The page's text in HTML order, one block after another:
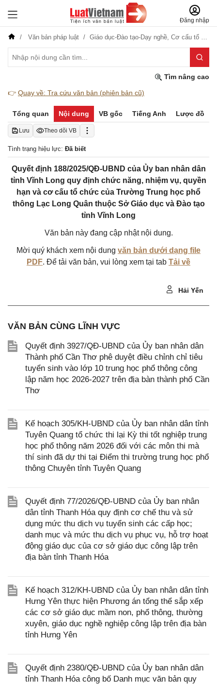
Đăng nhập
Văn bản pháp luật Giáo dục-Đào tạo-Dạy nghề, Cơ cấu tổ chức
Tìm nâng cao
👉 Quay về: Tra cứu văn bản (phiên bản cũ)
Tổng quan Nội dung VB gốc Tiếng Anh Lược đồ
Lưu Theo dõi VB
Tình trạng hiệu lực: Đã biết
Quyết định 188/2025/QĐ-UBND của Ủy ban nhân dân
tỉnh Vĩnh Long quy định chức năng, nhiệm vụ, quyền
hạn và cơ cấu tổ chức của Trường Trung học phổ
thông Lạc Long Quân thuộc Sở Giáo dục và Đào tạo
tỉnh Vĩnh Long
Văn bản này đang cập nhật nội dung.
Mời quý khách xem nội dung văn bản dưới dạng file
PDF. Để tải văn bản, vui lòng xem tại tab Tải về
Hải Yến
VĂN BẢN CÙNG LĨNH VỰC
Quyết định 3927/QĐ-UBND của Ủy ban nhân dân
Thành phố Cần Thơ phê duyệt điều chỉnh chỉ tiêu
tuyển sinh vào lớp 10 trung học phổ thông công
lập năm học 2026-2027 trên địa bàn thành phố Cần
Thơ
Kế hoạch 305/KH-UBND của Ủy ban nhân dân tỉnh
Tuyên Quang tổ chức thi lại Kỳ thi tốt nghiệp trung
học phổ thông năm 2026 đối với các môn thi mà
thí sinh đã dự thi tại Điểm thi trường trung học phổ
thông Chuyên tỉnh Tuyên Quang
Quyết định 77/2026/QĐ-UBND của Ủy ban nhân
dân tỉnh Thanh Hóa quy định cơ chế thu và sử
dụng mức thu dịch vụ tuyển sinh các cấp học;
danh mục và mức thu dịch vụ phục vụ, hỗ trợ hoạt
động giáo dục của cơ sở giáo dục công lập trên
địa bàn tỉnh Thanh Hóa
Kế hoạch 312/KH-UBND của Ủy ban nhân dân tỉnh
Hưng Yên thực hiện Phương án tổng thể sắp xếp
các cơ sở giáo dục mầm non, phổ thông, thường
xuyên, giáo dục nghề nghiệp công lập trên địa bàn
tỉnh Hưng Yên
Quyết định 2380/QĐ-UBND của Ủy ban nhân dân
tỉnh Thanh Hóa công bố Danh mục văn bản quy